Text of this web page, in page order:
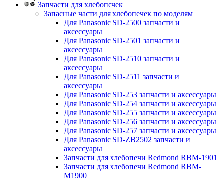
Запчасти для хлебопечек
Запасные части для хлебопечек по моделям
Для Panasonic SD-2500 запчасти и
аксессуары
Для Panasonic SD-2501 запчасти и
аксессуары
Для Panasonic SD-2510 запчасти и
аксессуары
Для Panasonic SD-2511 запчасти и
аксессуары
Для Panasonic SD-253 запчасти и аксессуары
Для Panasonic SD-254 запчасти и аксессуары
Для Panasonic SD-255 запчасти и аксессуары
Для Panasonic SD-256 запчасти и аксессуары
Для Panasonic SD-257 запчасти и аксессуары
Для Panasonic SD-ZB2502 запчасти и
аксессуары
Запчасти для хлебопечи Redmond RBM-1901
Запчасти для хлебопечи Redmond RBM-
M1900